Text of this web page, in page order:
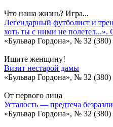
Что наша жизнь? Игра...
Легендарный футболист и
хоть ты с ними не полетел...».
«Бульвар Гордона», № 32 (380)
Ищите женщину!
Визит нестарой дамы
«Бульвар Гордона», № 32 (380)
От первого лица
Усталость — предтеча
«Бульвар Гордона», № 32 (380)